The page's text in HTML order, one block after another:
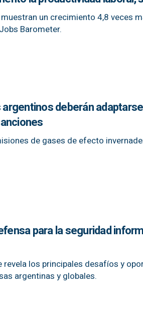
un crecimiento 4,8 veces
Barometer.
deberán
de gases de efecto
para la seguridad
los principales desafíos y
argentinas y globales.